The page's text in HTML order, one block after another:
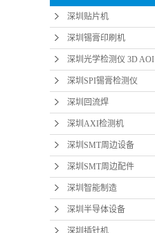
深圳贴片机
深圳锡膏印刷机
深圳光学检测仪 3D AOI
深圳SPI锡膏检测仪
深圳回流焊
深圳AXI检测机
深圳SMT周边设备
深圳SMT周边配件
深圳智能制造
深圳半导体设备
深圳插针机